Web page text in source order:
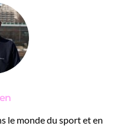
le monde du sport et en